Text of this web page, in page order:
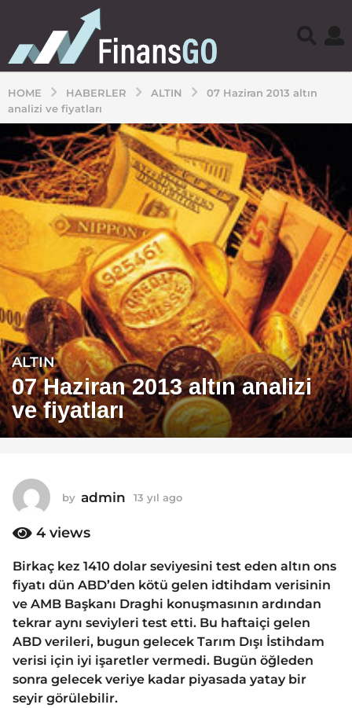
HOME HABERLER ALTIN
07 Haziran 2013 altın
analizi ve fiyatları
1
3
y
ı
l
o
1
3
ı
l
a
g
o
ALTIN
07 Haziran 2013 altın analizi
ve fiyatları
by admin 13 yıl ago
a
g
o
4 views
Birkaç kez 1410 dolar seviyesini test eden altın ons
fiyatı dün ABD’den kötü gelen idtihdam verisinin
ve AMB Başkanı Draghi konuşmasının ardından
tekrar aynı seviyleri test etti. Bu haftaiçi gelen
ABD verileri, bugun gelecek Tarım Dışı İstihdam
verisi için iyi işaretler vermedi. Bugün öğleden
sonra gelecek veriye kadar piyasada yatay bir
seyir görülebilir.